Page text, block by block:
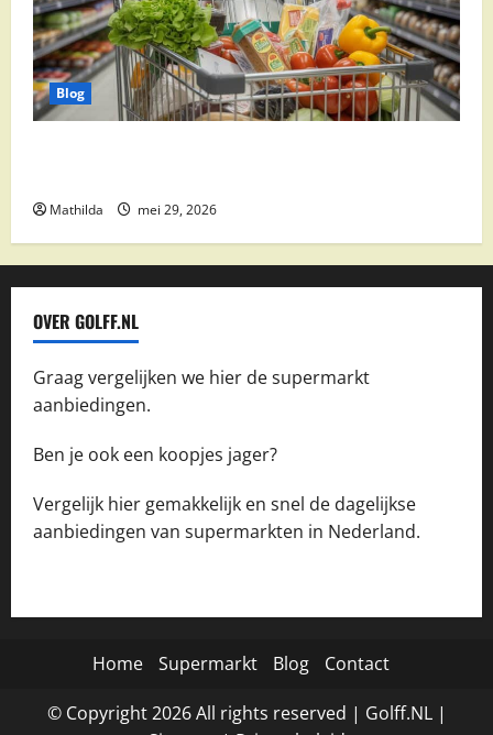
Blog
Mathilda mei 29, 2026
OVER GOLFF.NL
Graag vergelijken we hier de supermarkt
aanbiedingen.
Ben je ook een koopjes jager?
Vergelijk hier gemakkelijk en snel de dagelijkse
aanbiedingen van supermarkten in Nederland.
Home Supermarkt Blog Contact
© Copyright2026All rights reserved | Golff.NL|